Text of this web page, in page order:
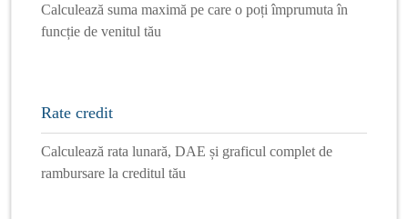
Calculează suma maximă pe care o poți împrumuta în
funcție de venitul tău
Rate credit
Calculează rata lunară, DAE și graficul complet de
rambursare la creditul tău